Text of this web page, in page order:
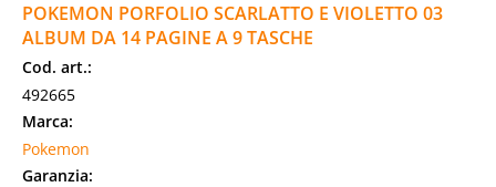
POKEMON PORFOLIO SCARLATTO E VIOLETTO 03
ALBUM DA 14 PAGINE A 9 TASCHE
Cod. art.:
492665
Marca:
Pokemon
Garanzia: